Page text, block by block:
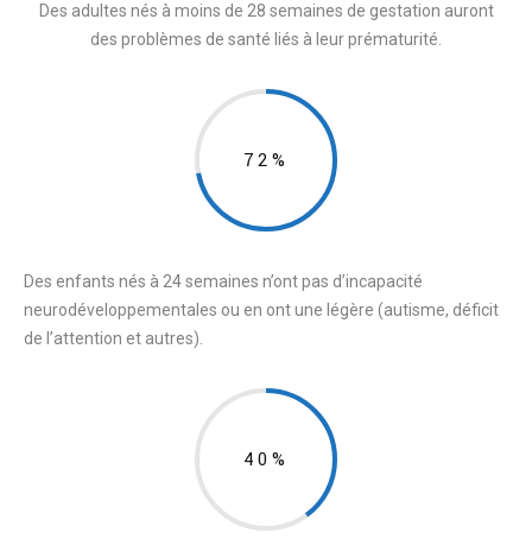
Des adultes nés à moins de 28 semaines de gestation auront
des problèmes de santé liés à leur prématurité.
72%
Des enfants nés à 24 semaines n’ont pas d’incapacité
neurodéveloppementales ou en ont une légère (autisme, déficit
de l’attention et autres).
40%